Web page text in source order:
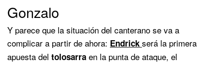
Gonzalo
Y parece que la situación del canterano se va a
complicar a partir de ahora: Endrick será la primera
apuesta del tolosarra en la punta de ataque, el